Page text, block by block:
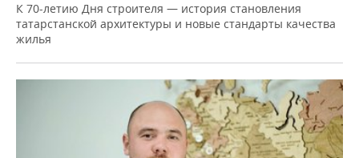
К 70-летию Дня строителя — история становления
татарстанской архитектуры и новые стандарты качества
жилья